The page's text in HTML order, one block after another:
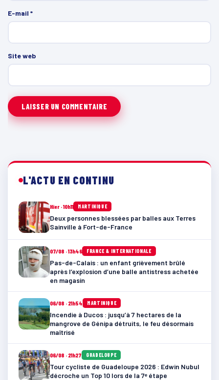
E-mail *
Site web
L'ACTU EN CONTINU
Hier · 10h11 MARTINIQUE
Deux personnes blessées par balles aux Terres
Sainville à Fort-de-France
07/08 · 13h46 FRANCE & INTERNATIONALE
Pas-de-Calais : un enfant grièvement brûlé
après l’explosion d’une balle antistress achetée
en magasin
06/08 · 21h54 MARTINIQUE
Incendie à Ducos : jusqu’à 7 hectares de la
mangrove de Génipa détruits, le feu désormais
maîtrisé
06/08 · 21h27 GUADELOUPE
Tour cycliste de Guadeloupe 2026 : Edwin Nubul
décroche un Top 10 lors de la 7ᵉ étape